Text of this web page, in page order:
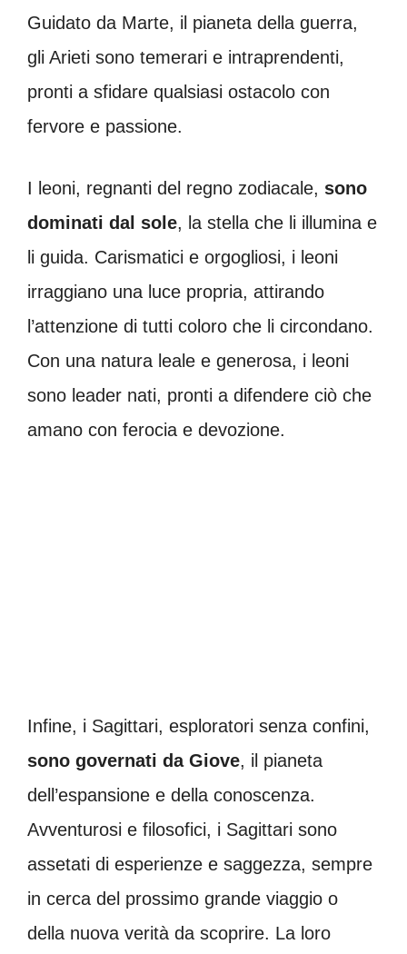
Guidato da Marte, il pianeta della guerra,
gli Arieti sono temerari e intraprendenti,
pronti a sfidare qualsiasi ostacolo con
fervore e passione.
I leoni, regnanti del regno zodiacale, sono
dominati dal sole, la stella che li illumina e
li guida. Carismatici e orgogliosi, i leoni
irraggiano una luce propria, attirando
l’attenzione di tutti coloro che li circondano.
Con una natura leale e generosa, i leoni
sono leader nati, pronti a difendere ciò che
amano con ferocia e devozione.
Infine, i Sagittari, esploratori senza confini,
sono governati da Giove, il pianeta
dell’espansione e della conoscenza.
Avventurosi e filosofici, i Sagittari sono
assetati di esperienze e saggezza, sempre
in cerca del prossimo grande viaggio o
della nuova verità da scoprire. La loro